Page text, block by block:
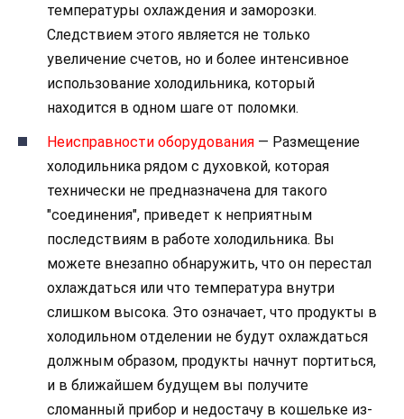
температуры охлаждения и заморозки.
Следствием этого является не только
увеличение счетов, но и более интенсивное
использование холодильника, который
находится в одном шаге от поломки.
Неисправности оборудования — Размещение
холодильника рядом с духовкой, которая
технически не предназначена для такого
"соединения", приведет к неприятным
последствиям в работе холодильника. Вы
можете внезапно обнаружить, что он перестал
охлаждаться или что температура внутри
слишком высока. Это означает, что продукты в
холодильном отделении не будут охлаждаться
должным образом, продукты начнут портиться,
и в ближайшем будущем вы получите
сломанный прибор и недостачу в кошельке из-